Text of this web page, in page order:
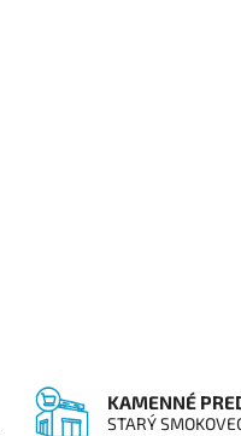
KAMENNÉ
STARÝ